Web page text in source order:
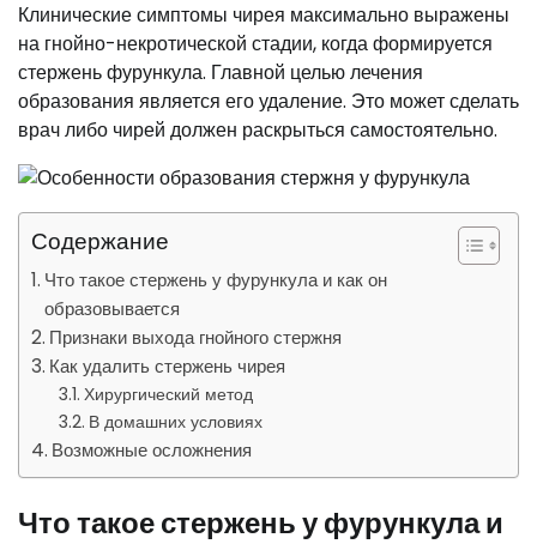
Клинические симптомы чирея максимально выражены
на гнойно-некротической стадии, когда формируется
стержень фурункула. Главной целью лечения
образования является его удаление. Это может сделать
врач либо чирей должен раскрыться самостоятельно.
Содержание
Что такое стержень у фурункула и как он
образовывается
Признаки выхода гнойного стержня
Как удалить стержень чирея
Хирургический метод
В домашних условиях
Возможные осложнения
Что такое стержень у фурункула и